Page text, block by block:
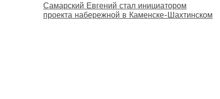
Самарский Евгений стал инициатором
проекта набережной в Каменске-Шахтинском